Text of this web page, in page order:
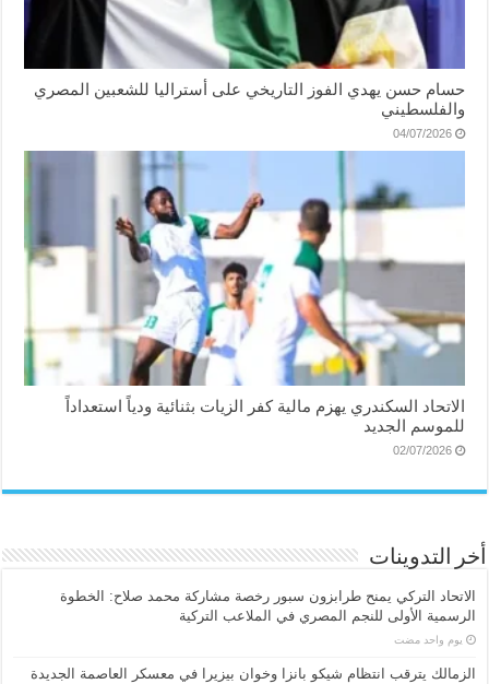
حسام حسن يهدي الفوز التاريخي على أستراليا للشعبين المصري
والفلسطيني
04/07/2026
الاتحاد السكندري يهزم مالية كفر الزيات بثنائية ودياً استعداداً
للموسم الجديد
02/07/2026
أخر التدوينات
الاتحاد التركي يمنح طرابزون سبور رخصة مشاركة محمد صلاح: الخطوة
الرسمية الأولى للنجم المصري في الملاعب التركية
‏يوم واحد مضت
الزمالك يترقب انتظام شيكو بانزا وخوان بيزيرا في معسكر العاصمة الجديدة